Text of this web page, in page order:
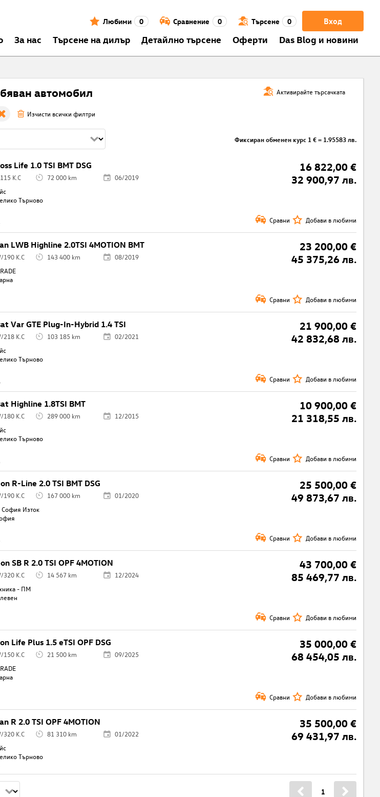
Вход
Любими 0 Сравнение 0 Търсене 0
За нас Търсене на дилър Детайлно търсене Оферти Das Blog и новини
Активирайте търсачката
автомобил
Изчисти всички филтри
Фиксиран обменен курс 1 € = 1.95583 лв.
Life 1.0 TSI BMT DSG
16 822,00 €
32 900,97 лв.
K.C 72 000 km
06/2019
Търново
Сравни Добави в любими
LWB Highline 2.0TSI 4MOTION BMT
23 200,00 €
45 375,26 лв.
190 K.C 143 400 km
08/2019
Сравни Добави в любими
Var GTE Plug-In-Hybrid 1.4 TSI
21 900,00 €
42 832,68 лв.
218 K.C 103 185 km
02/2021
Търново
Сравни Добави в любими
Highline 1.8TSI BMT
10 900,00 €
21 318,55 лв.
180 K.C 289 000 km
12/2015
Търново
Сравни Добави в любими
R-Line 2.0 TSI BMT DSG
25 500,00 €
49 873,67 лв.
190 K.C 167 000 km
01/2020
Изток
Сравни Добави в любими
SB R 2.0 TSI OPF 4MOTION
43 700,00 €
85 469,77 лв.
320 K.C 14 567 km
12/2024
- ПМ
Сравни Добави в любими
Life Plus 1.5 eTSI OPF DSG
35 000,00 €
68 454,05 лв.
150 K.C 21 500 km
09/2025
Сравни Добави в любими
R 2.0 TSI OPF 4MOTION
35 500,00 €
69 431,97 лв.
320 K.C 81 310 km
01/2022
Търново
1